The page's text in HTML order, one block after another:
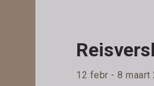
12 febr - 8 maart